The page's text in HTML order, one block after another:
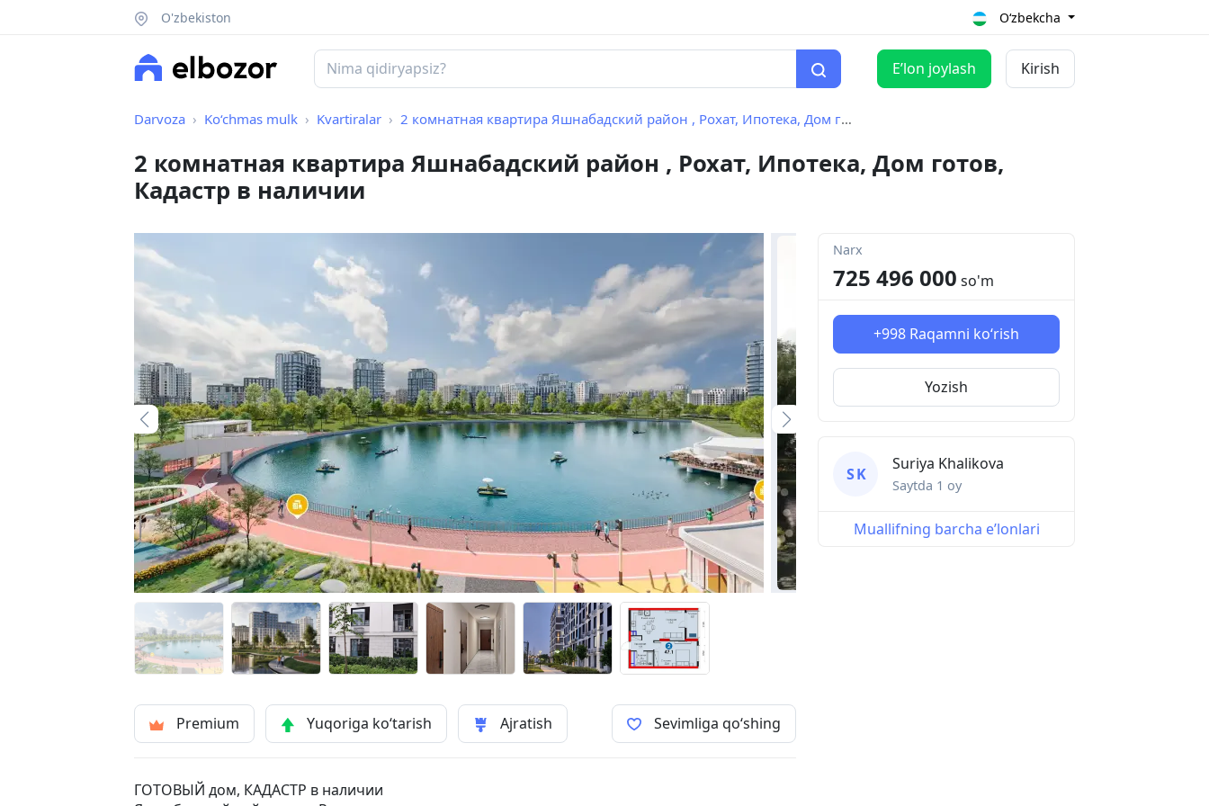
O'zbekiston O‘zbekcha
Eʼlon joylash Kirish
Darvoza Ko‘chmas mulk Kvartiralar 2 комнатная квартира Яшнабадский район , Рохат, Ипотека, Дом готов, Кадастр в наличии
2 комнатная квартира Яшнабадский район , Рохат, Ипотека, Дом готов,
Кадастр в наличии
Premium Yuqoriga ko‘tarish Ajratish Sevimliga qo‘shing
ГОТОВЫЙ дом, КАДАСТР в наличии
Narx
725 496 000 so'm
+998 Raqamni ko‘rish
Yozish
S K
Suriya Khalikova
Saytda 1 oy
Muallifning barcha eʼlonlari